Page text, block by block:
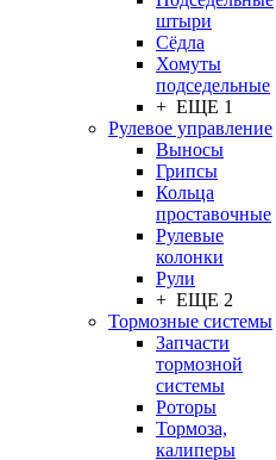
штыри
Сёдла
Хомуты
подседельные
+ ЕЩЕ 1
Рулевое управление
Выносы
Грипсы
Кольца
проставочные
Рулевые
колонки
Рули
+ ЕЩЕ 2
Тормозные системы
Запчасти
тормозной
системы
Роторы
Тормоза,
калиперы